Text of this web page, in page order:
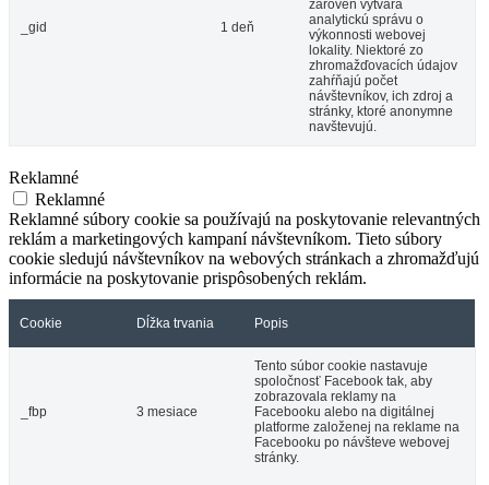
_gid 1 deň
zároveň vytvára
analytickú správu o
výkonnosti webovej
lokality. Niektoré zo
zhromažďovacích údajov
zahŕňajú počet
návštevníkov, ich zdroj a
stránky, ktoré anonymne
navštevujú.
Reklamné
Reklamné
Reklamné súbory cookie sa používajú na poskytovanie relevantných
reklám a marketingových kampaní návštevníkom. Tieto súbory
cookie sledujú návštevníkov na webových stránkach a zhromažďujú
informácie na poskytovanie prispôsobených reklám.
Cookie Dĺžka trvania Popis
_fbp 3 mesiace
Tento súbor cookie nastavuje
spoločnosť Facebook tak, aby
zobrazovala reklamy na
Facebooku alebo na digitálnej
platforme založenej na reklame na
Facebooku po návšteve webovej
stránky.